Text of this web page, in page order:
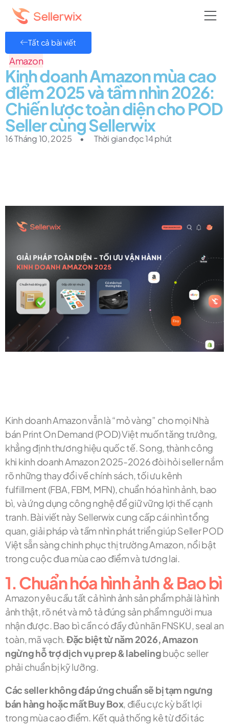
Tất cả bài viết
Amazon
Kinh doanh Amazon mùa cao
đIểm 2025 và tầm nhìn 2026:
Chiến lược toàn diện cho POD
Seller cùng Sellerwix
16 Tháng 10, 2025 • Thời gian đọc 14 phút
Kinh doanh Amazon vẫn là “mỏ vàng” cho mọi Nhà
bán Print On Demand (POD) Việt muốn tăng trưởng,
khẳng định thương hiệu quốc tế. Song, thành công
khi kinh doanh Amazon 2025-2026 đòi hỏi seller nắm
rõ những thay đổi về chính sách, tối ưu kênh
fulfillment (FBA, FBM, MFN), chuẩn hóa hình ảnh, bao
bì, và ứng dụng công nghệ để giữ vững lợi thế cạnh
tranh. Bài viết này Sellerwix cung cấp cái nhìn tổng
quan, giải pháp và tầm nhìn phát triển giúp Seller POD
Việt sẵn sàng chinh phục thị trường Amazon, nổi bật
trong cuộc đua mùa cao điểm và tương lai.
1. Chuẩn hóa hình ảnh & Bao bì
Amazon yêu cầu tất cả hình ảnh sản phẩm phải là hình
ảnh thật, rõ nét và mô tả đúng sản phẩm người mua
nhận được. Bao bì cần có đầy đủ nhãn FNSKU, seal an
toàn, mã vạch.Đặc biệt từ năm 2026, Amazon
ngừng hỗ trợ dịch vụ prep & labelingbuộc seller
phải chuẩn bị kỹ lưỡng.
Các seller không đáp ứng chuẩn sẽ bị tạm ngưng
bán hàng hoặc mất Buy Box, điều cực kỳ bất lợi
trong mùa cao điểm. Kết quả thống kê từ đối tác